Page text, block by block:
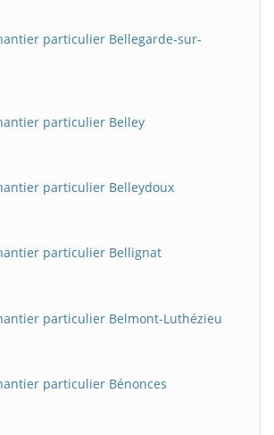
particulier Bellegarde-sur-
particulier Belley
particulier Belleydoux
particulier Bellignat
particulier Belmont-Luthézieu
particulier Bénonces